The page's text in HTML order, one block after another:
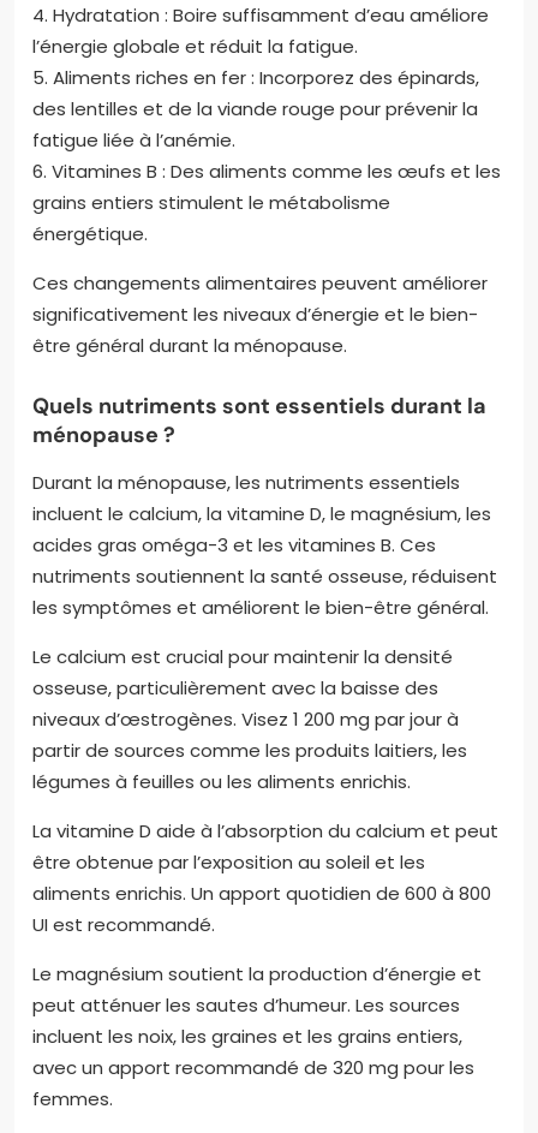
4. Hydratation : Boire suffisamment d’eau améliore
l’énergie globale et réduit la fatigue.
5. Aliments riches en fer : Incorporez des épinards,
des lentilles et de la viande rouge pour prévenir la
fatigue liée à l’anémie.
6. Vitamines B : Des aliments comme les œufs et les
grains entiers stimulent le métabolisme
énergétique.
Ces changements alimentaires peuvent améliorer
significativement les niveaux d’énergie et le bien-
être général durant la ménopause.
Quels nutriments sont essentiels durant la
ménopause ?
Durant la ménopause, les nutriments essentiels
incluent le calcium, la vitamine D, le magnésium, les
acides gras oméga-3 et les vitamines B. Ces
nutriments soutiennent la santé osseuse, réduisent
les symptômes et améliorent le bien-être général.
Le calcium est crucial pour maintenir la densité
osseuse, particulièrement avec la baisse des
niveaux d’œstrogènes. Visez 1 200 mg par jour à
partir de sources comme les produits laitiers, les
légumes à feuilles ou les aliments enrichis.
La vitamine D aide à l’absorption du calcium et peut
être obtenue par l’exposition au soleil et les
aliments enrichis. Un apport quotidien de 600 à 800
UI est recommandé.
Le magnésium soutient la production d’énergie et
peut atténuer les sautes d’humeur. Les sources
incluent les noix, les graines et les grains entiers,
avec un apport recommandé de 320 mg pour les
femmes.